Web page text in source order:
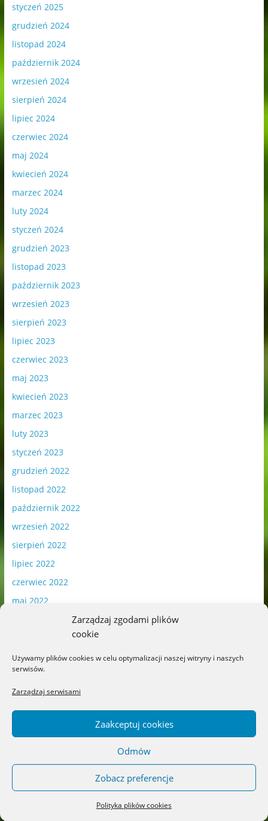
Zarządzaj zgodami plików
cookie
Używamy plików cookies w celu optymalizacji naszej witryny i naszych
serwisów.
Zarządzaj serwisami
Zaakceptuj cookies
Odmów
Zobacz preferencje
Polityka plików cookies
styczeń 2025
grudzień 2024
listopad 2024
październik 2024
wrzesień 2024
sierpień 2024
lipiec 2024
czerwiec 2024
maj 2024
kwiecień 2024
marzec 2024
luty 2024
styczeń 2024
grudzień 2023
listopad 2023
październik 2023
wrzesień 2023
sierpień 2023
lipiec 2023
czerwiec 2023
maj 2023
kwiecień 2023
marzec 2023
luty 2023
styczeń 2023
grudzień 2022
listopad 2022
październik 2022
wrzesień 2022
sierpień 2022
lipiec 2022
czerwiec 2022
maj 2022
luty 2022
styczeń 2022
grudzień 2021
listopad 2021
sierpień 2021
lipiec 2021